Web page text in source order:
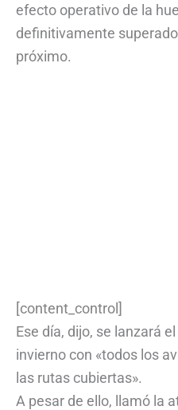
efecto operativo de la
definitivamente
próximo.
[content_control]
Ese día, dijo, se lanzará
invierno con «todos los
las rutas cubiertas».
A pesar de ello, llamó la